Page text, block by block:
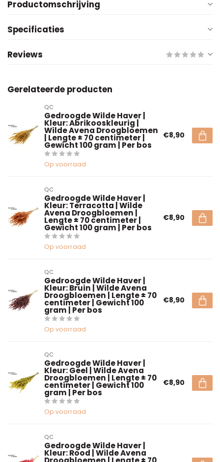
Productomschrijving
Specificaties
Reviews
Gerelateerde producten
QC
Gedroogde Wilde Haver |
Kleur: Abrikooskleurig |
Wilde Avena Droogbloemen
| Lengte ± 70 centimeter |
Gewicht 100 gram | Per bos
Op voorraad
€8,90
QC
Gedroogde Wilde Haver |
Kleur: Terracotta | Wilde
Avena Droogbloemen |
Lengte ± 70 centimeter |
Gewicht 100 gram | Per bos
Op voorraad
€8,90
QC
Gedroogde Wilde Haver |
Kleur: Bruin | Wilde Avena
Droogbloemen | Lengte ± 70
centimeter | Gewicht 100
gram | Per bos
Op voorraad
€8,90
QC
Gedroogde Wilde Haver |
Kleur: Geel | Wilde Avena
Droogbloemen | Lengte ± 70
centimeter | Gewicht 100
gram | Per bos
Op voorraad
€8,90
QC
Gedroogde Wilde Haver |
Kleur: Rood | Wilde Avena